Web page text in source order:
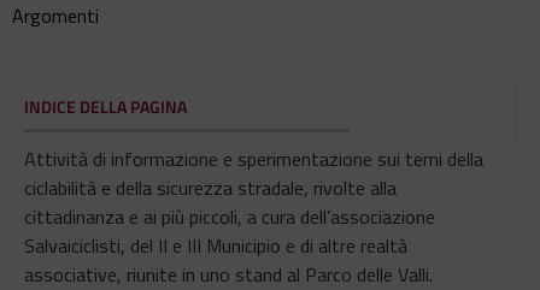
Argomenti
INDICE DELLA PAGINA
Attività di informazione e sperimentazione sui temi della
ciclabilità e della sicurezza stradale, rivolte alla
cittadinanza e ai più piccoli, a cura dell’associazione
Salvaiciclisti, del II e III Municipio e di altre realtà
associative, riunite in uno stand al Parco delle Valli.